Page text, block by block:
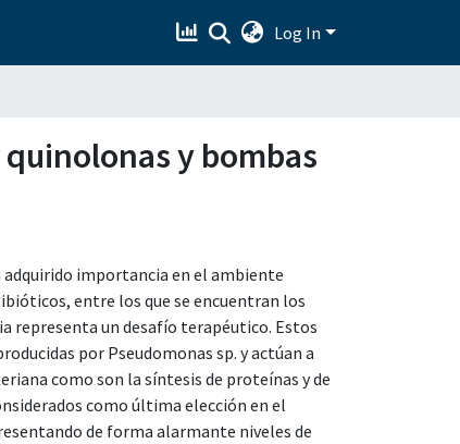
Log In
y bombas
importancia en el ambiente
entre los que se encuentran los
representa un desafío terapéutico. Estos
por Pseudomonas sp. y actúan a
como son la síntesis de proteínas y de
como última elección en el
de forma alarmante niveles de